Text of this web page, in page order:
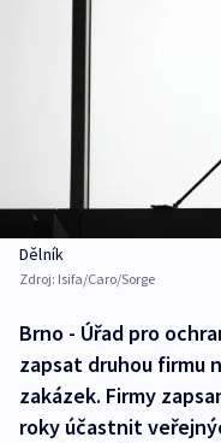
Dělník
Zdroj: Isifa/Caro/Sorge
Brno - Úřad pro
zapsat druhou firmu
zakázek. Firmy
roky účastnit